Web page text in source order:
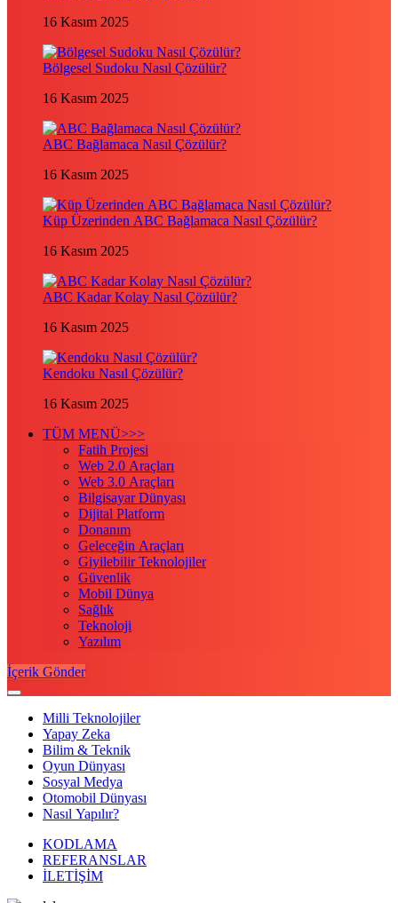
16 Kasım 2025
Bölgesel Sudoku Nasıl Çözülür?
16 Kasım 2025
ABC Bağlamaca Nasıl Çözülür?
16 Kasım 2025
Küp Üzerinden ABC Bağlamaca Nasıl Çözülür?
16 Kasım 2025
ABC Kadar Kolay Nasıl Çözülür?
16 Kasım 2025
Kendoku Nasıl Çözülür?
16 Kasım 2025
TÜM MENÜ>>>
Fatih Projesi
Web 2.0 Araçları
Web 3.0 Araçları
Bilgisayar Dünyası
Dijital Platform
Donanım
Geleceğin Araçları
Giyilebilir Teknolojiler
Güvenlik
Mobil Dünya
Sağlık
Teknoloji
Yazılım
İçerik Gönder
Milli Teknolojiler
Yapay Zeka
Bilim & Teknik
Oyun Dünyası
Sosyal Medya
Otomobil Dünyası
Nasıl Yapılır?
KODLAMA
REFERANSLAR
İLETİŞİM